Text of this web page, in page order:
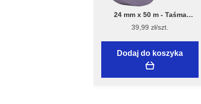
24 mm x 50 m - Taśma
Malarska Speciality Sensitive
Surfaces - Flügger
39,99 zł/szt.
Dodaj do koszyka